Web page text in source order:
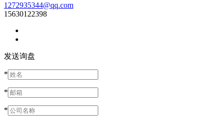
1272935344@qq.com
15630122398
发送询盘
*
*
*